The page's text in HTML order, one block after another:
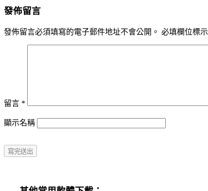
發佈留言
發佈留言必須填寫的電子郵件地址不會公開。 必填欄位標
留言 *
顯示名稱